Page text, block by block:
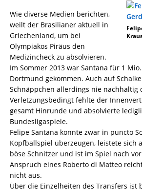
Wie diverse Medien berichten,
weilt der Brasilianer aktuell in
Griechenland, um bei
Olympiakos Piräus den
Medizincheck zu absolvieren.
Im Sommer 2013 war Santana für 1
Dortmund gekommen. Auch auf
Schnäppchen allerdings nie nachhaltig
Verletzungsbedingt fehlte der
gesamt Hinrunde und absolvierte
Bundesligaspiele.
Felipe Santana konnte zwar in puncto
Kopfballspiel überzeugen, leistete sich
böse Schnitzer und ist im Spiel nach
Anspruch eines Roberto di Matteo
nicht aus.
Über die Einzelheiten des Transfers ist